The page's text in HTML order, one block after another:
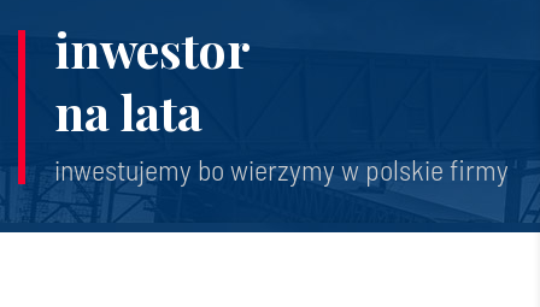
inwestor
na lata
inwestujemy bo wierzymy w polskie firmy